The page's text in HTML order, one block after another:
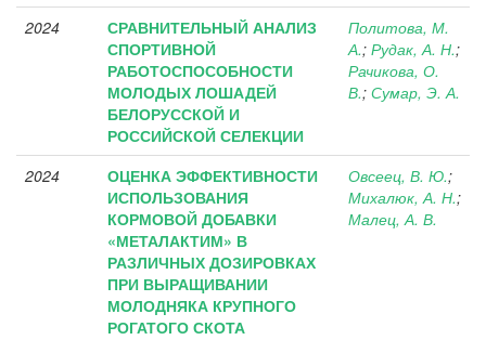
2024
СРАВНИТЕЛЬНЫЙ АНАЛИЗ
СПОРТИВНОЙ
РАБОТОСПОСОБНОСТИ
МОЛОДЫХ ЛОШАДЕЙ
БЕЛОРУССКОЙ И
РОССИЙСКОЙ СЕЛЕКЦИИ
Политова, М.
А.; Рудак, А. Н.;
Рачикова, О.
В.; Сумар, Э. А.
2024
ОЦЕНКА ЭФФЕКТИВНОСТИ
ИСПОЛЬЗОВАНИЯ
КОРМОВОЙ ДОБАВКИ
«МЕТАЛАКТИМ» В
РАЗЛИЧНЫХ ДОЗИРОВКАХ
ПРИ ВЫРАЩИВАНИИ
МОЛОДНЯКА КРУПНОГО
РОГАТОГО СКОТА
Овсеец, В. Ю.;
Михалюк, А. Н.;
Малец, А. В.